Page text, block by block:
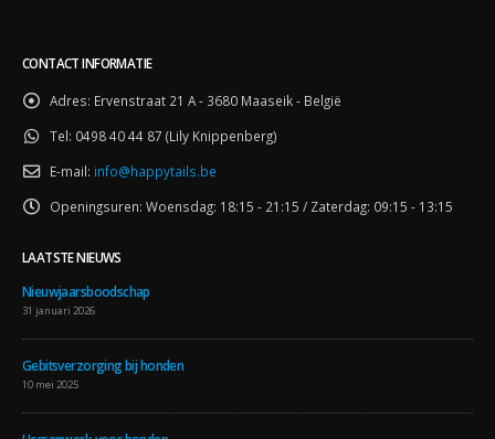
CONTACT INFORMATIE
Adres: Ervenstraat 21 A - 3680 Maaseik - België
Tel: 0498 40 44 87 (Lily Knippenberg)
E-mail: info@happytails.be
Openingsuren: Woensdag: 18:15 - 21:15 / Zaterdag: 09:15 - 13:15
LAATSTE NIEUWS
Nieuwjaarsboodschap
31 januari 2026
Gebitsverzorging bij honden
10 mei 2025